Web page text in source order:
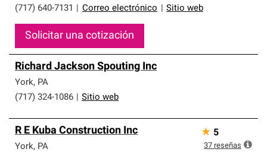
(717) 640-7131 Correo electrónico Sitio web
Solicitar una cotización
Richard Jackson Spouting Inc
York, PA
(717) 324-1086
Sitio web
R E Kuba Construction Inc
York, PA
★ 5
37 reseñas